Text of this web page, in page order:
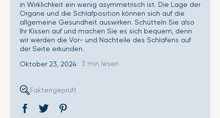
in Wirklichkeit ein wenig asymmetrisch ist. Die Lage der
Organe und die Schlafposition können sich auf die
allgemeine Gesundheit auswirken. Schütteln Sie also
Ihr Kissen auf und machen Sie es sich bequem, denn
wir werden die Vor- und Nachteile des Schlafens auf
der Seite erkunden.
Oktober 23, 2024
3 min lesen
Auf
Öffnet
Tweet
Öffnet
Faktengeprüft